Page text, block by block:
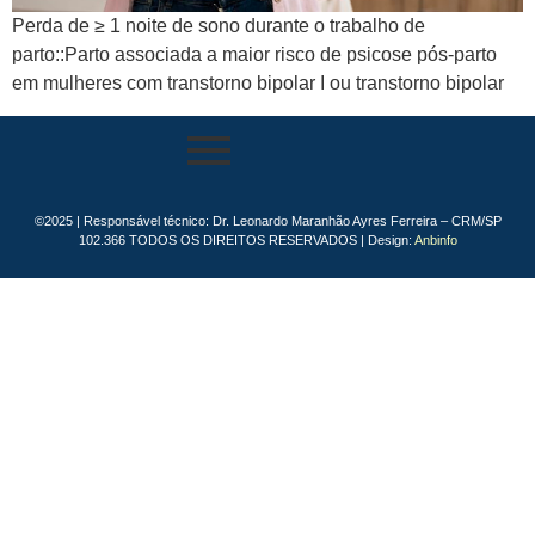
Perda de ≥ 1 noite de sono durante o trabalho de
parto::Parto associada a maior risco de psicose pós-parto
em mulheres com transtorno bipolar I ou transtorno bipolar
©2025 | Responsável técnico: Dr. Leonardo Maranhão Ayres Ferreira – CRM/SP
102.366 TODOS OS DIREITOS RESERVADOS | Design: Anbinfo